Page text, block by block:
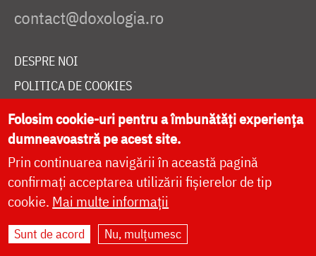
DESPRE NOI
POLITICA DE COOKIES
DONEAZĂ ONLINE PENTRU CATEDRALA NAȚIONALĂ
LIVE
Site dezvoltat deDOXOLOGIA MEDIA
Arhiepiscopia Iașilor | ©
Folosim cookie-uri pentru a îmbunătăți experiența
dumneavoastră pe acest site.
Prin continuarea navigării în această pagină
confirmați acceptarea utilizării fișierelor de tip
cookie. Mai multe informații
Sunt de acord Nu, mulțumesc